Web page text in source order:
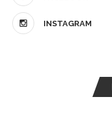
INSTAGRAM